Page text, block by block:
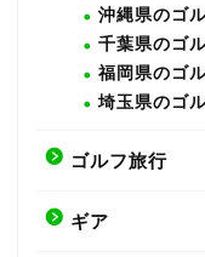
沖縄県のゴ
千葉県のゴ
福岡県のゴ
埼玉県のゴ
ゴルフ旅行
ギア